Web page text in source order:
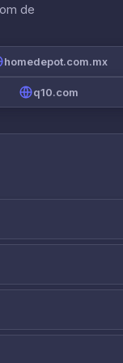
de
homedepot.com.mx
q10.com